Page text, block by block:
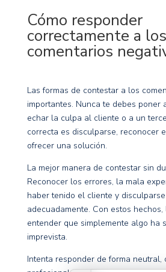
Cómo responder
correctamente a los
comentarios
Las formas de contestar a los
importantes. Nunca te debes poner
echar la culpa al cliente o a un
correcta es disculparse, reconocer
ofrecer una solución.
La mejor manera de contestar sin
Reconocer los errores, la mala
haber tenido el cliente y
adecuadamente. Con estos
entender que simplemente algo ha
imprevista.
Intenta responder de forma neutral,